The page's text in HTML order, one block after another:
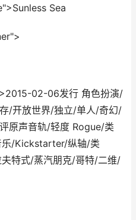
Sea
02-06发行 角色扮演/
/开放世界/独立/单人/奇幻/
原声音轨/轻度 Rogue/类
乐/Kickstarter/纵轴/类
特式/蒸汽朋克/哥特/二维/